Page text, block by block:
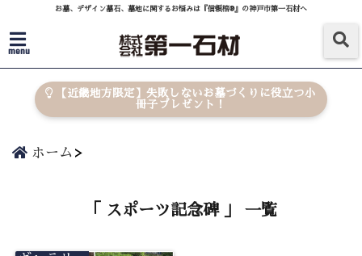
お墓、デザイン墓石、墓地に関するお悩みは『信頼棺®』の神戸市第一石材へ
menu
【近畿地方限定】失敗しないお墓づくりに役立つ小
冊子プレゼント！
ホーム
「 スポーツ記念碑 」 一覧